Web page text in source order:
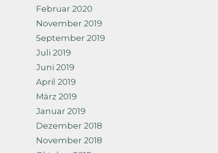
Februar 2020
November 2019
September 2019
Juli 2019
Juni 2019
April 2019
März 2019
Januar 2019
Dezember 2018
November 2018